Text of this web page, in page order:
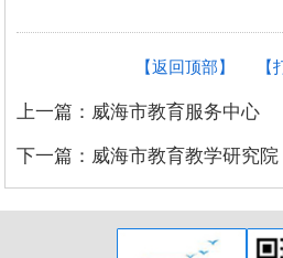
【返回顶部】
上一篇：威海市教育服务中心
下一篇：威海市教育教学研究院